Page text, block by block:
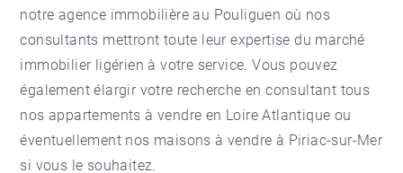
notre agence immobilière au Pouliguen où nos
consultants mettront toute leur expertise du marché
immobilier ligérien à votre service. Vous pouvez
également élargir votre recherche en consultant tous
nosappartements à vendre en Loire Atlantique ou
éventuellement nos maisons à vendre à Piriac-sur-Mer
si vous le souhaitez.